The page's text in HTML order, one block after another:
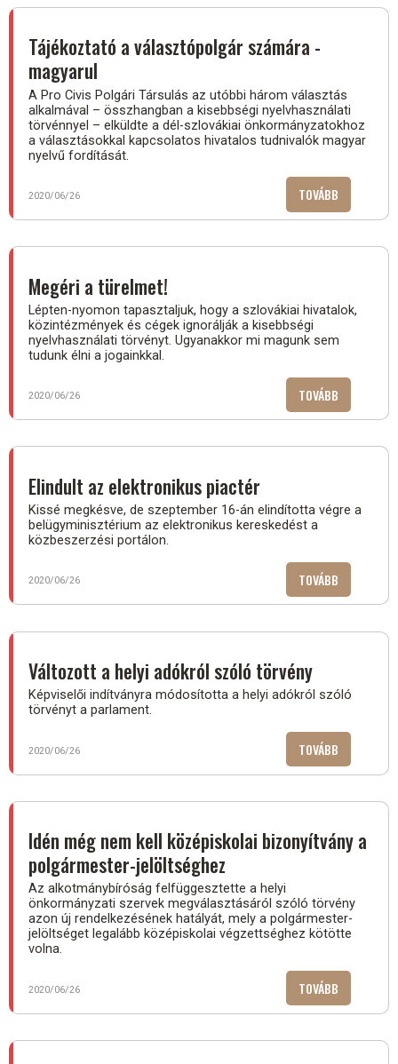
Tájékoztató a választópolgár számára -
magyarul
A Pro Civis Polgári Társulás az utóbbi három választás
alkalmával – összhangban a kisebbségi nyelvhasználati
törvénnyel – elküldte a dél-szlovákiai önkormányzatokhoz
a választásokkal kapcsolatos hivatalos tudnivalók magyar
nyelvű fordítását.
2020/06/26 TOVÁBB
A
SZÁMÁRA
Megéri a türelmet!
Lépten-nyomon tapasztaljuk, hogy a szlovákiai hivatalok,
közintézmények és cégek ignorálják a kisebbségi
nyelvhasználati törvényt. Ugyanakkor mi magunk sem
tudunk élni a jogainkkal.
2020/06/26 TOVÁBB
MEGÉRI
Elindult az elektronikus piactér
Kissé megkésve, de szeptember 16-án elindította végre a
belügyminisztérium az elektronikus kereskedést a
közbeszerzési portálon.
2020/06/26 TOVÁBB
AZ
PIACTÉR)
Változott a helyi adókról szóló törvény
Képviselői indítványra módosította a helyi adókról szóló
törvényt a parlament.
2020/06/26 TOVÁBB
A
ADÓKRÓL
TÖRVÉNY)
Idén még nem kell középiskolai bizonyítvány a
polgármester-jelöltséghez
Az alkotmánybíróság felfüggesztette a helyi
önkormányzati szervek megválasztásáról szóló törvény
azon új rendelkezésének hatályát, mely a polgármester-
jelöltséget legalább középiskolai végzettséghez kötötte
volna.
2020/06/26 TOVÁBB
MÉG
KELL